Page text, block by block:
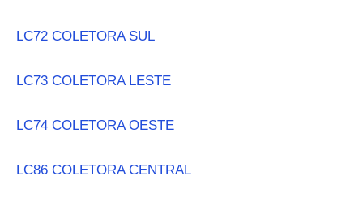
LC72 COLETORA SUL
LC73 COLETORA LESTE
LC74 COLETORA OESTE
LC86 COLETORA CENTRAL